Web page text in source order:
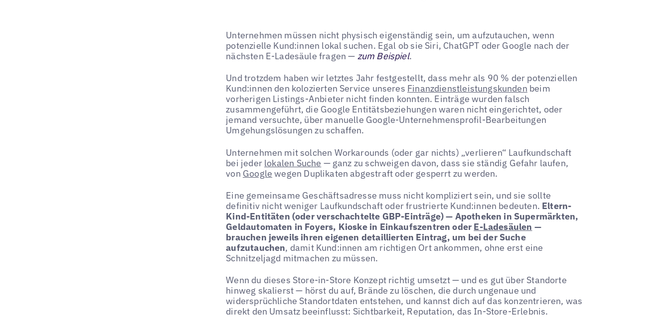
Unternehmen müssen nicht physisch eigenständig sein, um aufzutauchen, wenn
potenzielle Kund:innen lokal suchen. Egal ob sie Siri, ChatGPT oder Google nach der
nächsten E-Ladesäule fragen — zum Beispiel.
Und trotzdem haben wir letztes Jahr festgestellt, dass mehr als 90 % der potenziellen
Kund:innen den kolozierten Service unseres Finanzdienstleistungskunden beim
vorherigen Listings-Anbieter nicht finden konnten. Einträge wurden falsch
zusammengeführt, die Google Entitätsbeziehungen waren nicht eingerichtet, oder
jemand versuchte, über manuelle Google-Unternehmensprofil-Bearbeitungen
Umgehungslösungen zu schaffen.
Unternehmen mit solchen Workarounds (oder gar nichts) „verlieren“ Laufkundschaft
bei jeder lokalen Suche — ganz zu schweigen davon, dass sie ständig Gefahr laufen,
von Google wegen Duplikaten abgestraft oder gesperrt zu werden.
Eine gemeinsame Geschäftsadresse muss nicht kompliziert sein, und sie sollte
definitiv nicht weniger Laufkundschaft oder frustrierte Kund:innen bedeuten. Eltern-
Kind-Entitäten (oder verschachtelte GBP-Einträge) — Apotheken in Supermärkten,
Geldautomaten in Foyers, Kioske in Einkaufszentren oder E-Ladesäulen —
brauchen jeweils ihren eigenen detaillierten Eintrag, um bei der Suche
aufzutauchen, damit Kund:innen am richtigen Ort ankommen, ohne erst eine
Schnitzeljagd mitmachen zu müssen.
Wenn du dieses Store-in-Store Konzept richtig umsetzt — und es gut über Standorte
hinweg skalierst — hörst du auf, Brände zu löschen, die durch ungenaue und
widersprüchliche Standortdaten entstehen, und kannst dich auf das konzentrieren, was
direkt den Umsatz beeinflusst: Sichtbarkeit, Reputation, das In-Store-Erlebnis.